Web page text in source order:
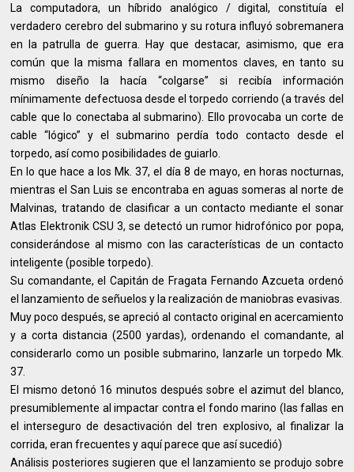
La computadora, un híbrido analógico / digital, constituía el
verdadero cerebro del submarino y su rotura influyó sobremanera
en la patrulla de guerra. Hay que destacar, asimismo, que era
común que la misma fallara en momentos claves, en tanto su
mismo diseño la hacía “colgarse” si recibía información
mínimamente defectuosa desde el torpedo corriendo (a través del
cable que lo conectaba al submarino). Ello provocaba un corte de
cable “lógico” y el submarino perdía todo contacto desde el
torpedo, así como posibilidades de guiarlo.
En lo que hace a los Mk. 37, el día 8 de mayo, en horas nocturnas,
mientras el San Luis se encontraba en aguas someras al norte de
Malvinas, tratando de clasificar a un contacto mediante el sonar
Atlas Elektronik CSU 3, se detectó un rumor hidrofónico por popa,
considerándose al mismo con las características de un contacto
inteligente (posible torpedo).
Su comandante, el Capitán de Fragata Fernando Azcueta ordenó
el lanzamiento de señuelos y la realización de maniobras evasivas.
Muy poco después, se apreció al contacto original en acercamiento
y a corta distancia (2500 yardas), ordenando el comandante, al
considerarlo como un posible submarino, lanzarle un torpedo Mk.
37.
El mismo detonó 16 minutos después sobre el azimut del blanco,
presumiblemente al impactar contra el fondo marino (las fallas en
el interseguro de desactivación del tren explosivo, al finalizar la
corrida, eran frecuentes y aquí parece que así sucedió)
Análisis posteriores sugieren que el lanzamiento se produjo sobre